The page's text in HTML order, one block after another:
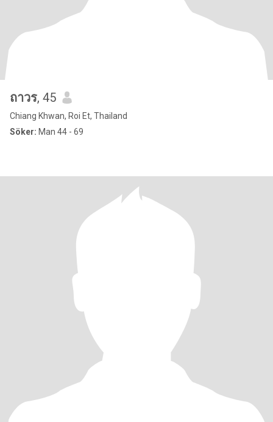
ถาวร, 45
Chiang Khwan, Roi Et, Thailand
Söker: Man 44 - 69